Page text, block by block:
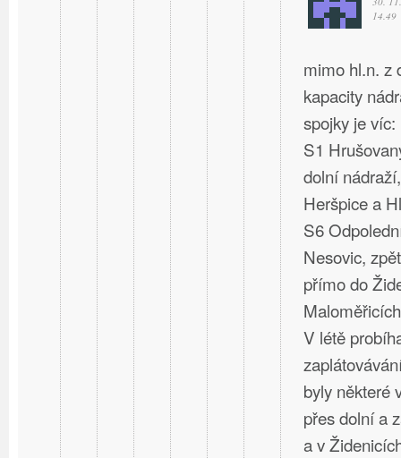
14.49
mimo hl.n. z
kapacity
spojky je víc:
S1
dolní
Heršpice a
S6
Nesovic,
přímo do
V létě
byly některé
přes dolní a
a v